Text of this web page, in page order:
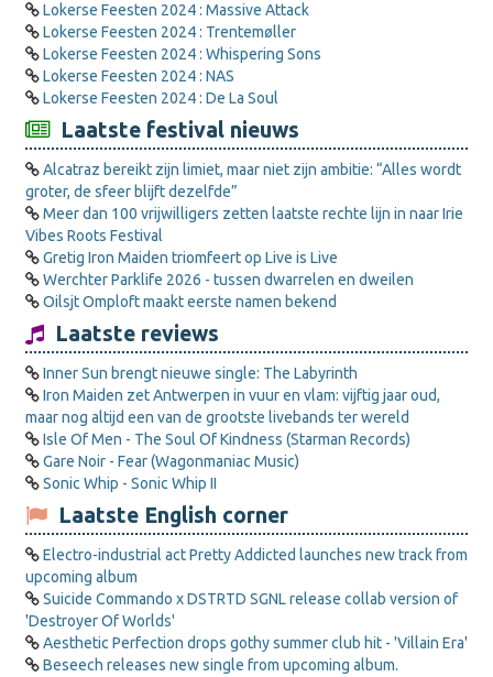
Lokerse Feesten 2024 : Massive Attack
Lokerse Feesten 2024 : Trentemøller
Lokerse Feesten 2024 : Whispering Sons
Lokerse Feesten 2024 : NAS
Lokerse Feesten 2024 : De La Soul
Laatste festival nieuws
Alcatraz bereikt zijn limiet, maar niet zijn ambitie: “Alles wordt
groter, de sfeer blijft dezelfde”
Meer dan 100 vrijwilligers zetten laatste rechte lijn in naar Irie
Vibes Roots Festival
Gretig Iron Maiden triomfeert op Live is Live
Werchter Parklife 2026 - tussen dwarrelen en dweilen
Oilsjt Omploft maakt eerste namen bekend
Laatste reviews
Inner Sun brengt nieuwe single: The Labyrinth
Iron Maiden zet Antwerpen in vuur en vlam: vijftig jaar oud,
maar nog altijd een van de grootste livebands ter wereld
Isle Of Men - The Soul Of Kindness (Starman Records)
Gare Noir - Fear (Wagonmaniac Music)
Sonic Whip - Sonic Whip II
Laatste English corner
Electro-industrial act Pretty Addicted launches new track from
upcoming album
Suicide Commando x DSTRTD SGNL release collab version of
'Destroyer Of Worlds'
Aesthetic Perfection drops gothy summer club hit - 'Villain Era'
Beseech releases new single from upcoming album.